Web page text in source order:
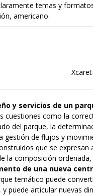
temas y
americano.
y servicios de un
cuestiones como la
del parque, la
gestión de flujos y
que se
la composición
de una nueva
temático puede
puede articular nuevas